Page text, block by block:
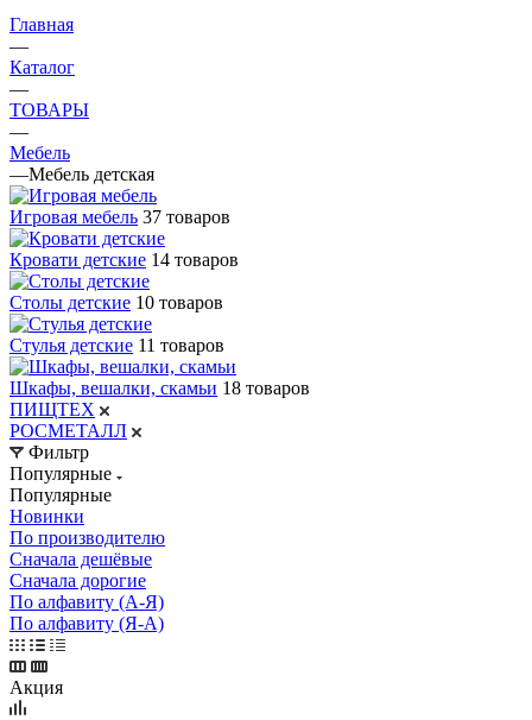
Главная
—
Каталог
—
ТОВАРЫ
—
Мебель
—Мебель детская
Игровая мебель 37 товаров
Кровати детские 14 товаров
Столы детские 10 товаров
Стулья детские 11 товаров
Шкафы, вешалки, скамьи 18 товаров
ПИЩТЕХ
РОСМЕТАЛЛ
Фильтр
Популярные
Популярные
Новинки
По производителю
Сначала дешёвые
Сначала дорогие
По алфавиту (А-Я)
По алфавиту (Я-А)
Акция